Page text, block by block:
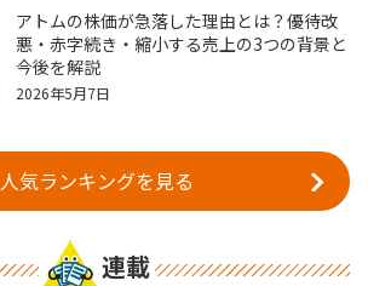
アトムの株価が急落した理由とは？優待改
悪・赤字続き・縮小する売上の3つの背景と
今後を解説
2026年5月7日
人気ランキングを見る
連載